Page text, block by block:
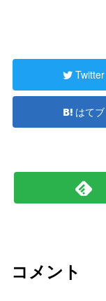
Twitter
はてブ
コメント